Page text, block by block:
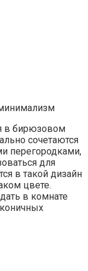
в бирюзовом
сочетаются
перегородками,
для
в такой дизайн
цвете.
в комнате